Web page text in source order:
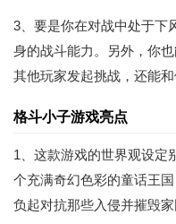
3、要是你在对战中处于下
身的战斗能力。另外，你
其他玩家发起挑战，还能
格斗小子游戏亮点
1、这款游戏的世界观设定
个充满奇幻色彩的童话王
负起对抗那些入侵并摧毁家